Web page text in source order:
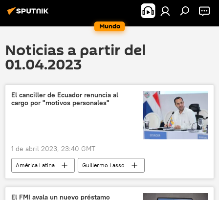
Mundo
Noticias a partir del
01.04.2023
El canciller de Ecuador renuncia al
cargo por "motivos personales"
1 de abril 2023, 23:40 GMT
América Latina
Guillermo Lasso
Ecuador
Argentina
Quito
política
El FMI avala un nuevo préstamo